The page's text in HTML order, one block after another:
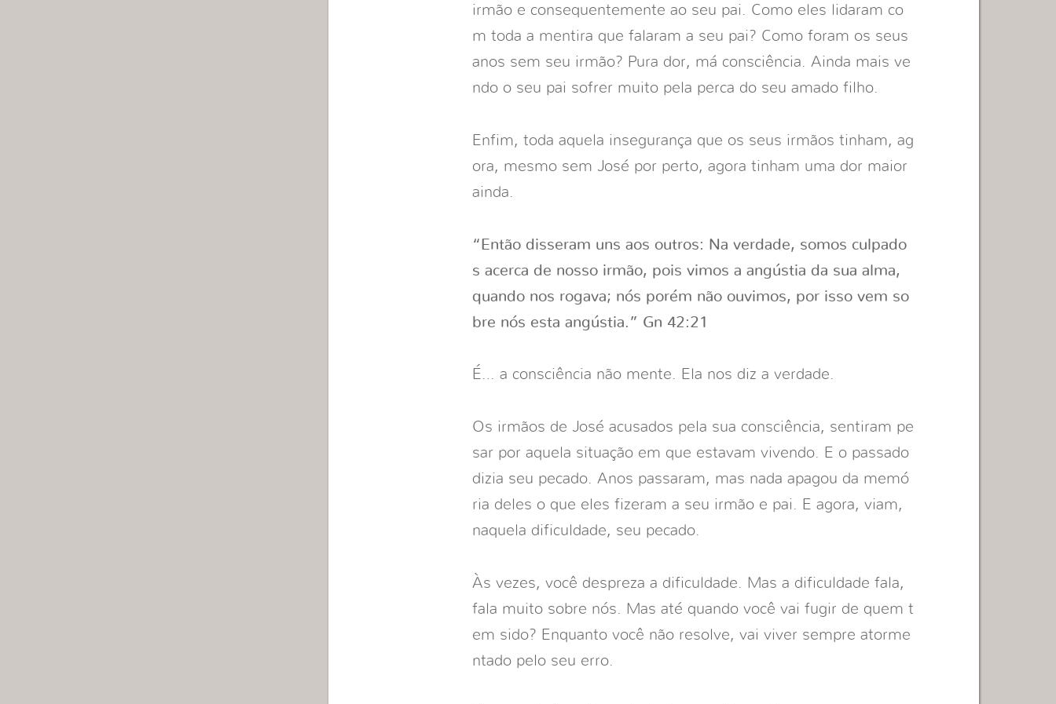
irmão e consequentemente ao seu pai. Como eles lidaram co
m toda a mentira que falaram a seu pai? Como foram os seus
anos sem seu irmão? Pura dor, má consciência. Ainda mais ve
ndo o seu pai sofrer muito pela perca do seu amado filho.
Enfim, toda aquela insegurança que os seus irmãos tinham, ag
ora, mesmo sem José por perto, agora tinham uma dor maior
ainda.
“Então disseram uns aos outros: Na verdade, somos culpado
s acerca de nosso irmão, pois vimos a angústia da sua alma,
quando nos rogava; nós porém não ouvimos, por isso vem so
bre nós esta angústia.” Gn 42:21
É… a consciência não mente. Ela nos diz a verdade.
Os irmãos de José acusados pela sua consciência, sentiram pe
sar por aquela situação em que estavam vivendo. E o passado
dizia seu pecado. Anos passaram, mas nada apagou da memó
ria deles o que eles fizeram a seu irmão e pai. E agora, viam,
naquela dificuldade, seu pecado.
Às vezes, você despreza a dificuldade. Mas a dificuldade fala,
fala muito sobre nós. Mas até quando você vai fugir de quem t
em sido? Enquanto você não resolve, vai viver sempre atorme
ntado pelo seu erro.